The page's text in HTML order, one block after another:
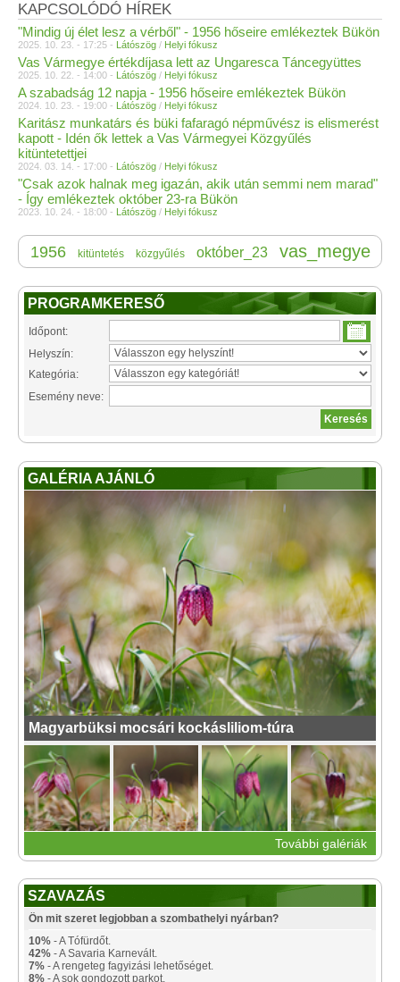
KAPCSOLÓDÓ HÍREK
"Mindig új élet lesz a vérből" - 1956 hőseire emlékeztek Bükön
2025. 10. 23. - 17:25 - Látószög / Helyi fókusz
Vas Vármegye értékdíjasa lett az Ungaresca Táncegyüttes
2025. 10. 22. - 14:00 - Látószög / Helyi fókusz
A szabadság 12 napja - 1956 hőseire emlékeztek Bükön
2024. 10. 23. - 19:00 - Látószög / Helyi fókusz
Karitász munkatárs és büki fafaragó népművész is elismerést
kapott - Idén ők lettek a Vas Vármegyei Közgyűlés
kitüntetettjei
2024. 03. 14. - 17:00 - Látószög / Helyi fókusz
"Csak azok halnak meg igazán, akik után semmi nem marad"
- Így emlékeztek október 23-ra Bükön
2023. 10. 24. - 18:00 - Látószög / Helyi fókusz
1956 kitüntetés közgyűlés október_23 vas_megye
PROGRAMKERESŐ
Időpont:
Helyszín:
Kategória:
Esemény neve:
GALÉRIA AJÁNLÓ
Magyarbüksi mocsári kockásliliom-túra
További galériák
SZAVAZÁS
Ön mit szeret legjobban a szombathelyi nyárban?
10% - A Tófürdőt.
42% - A Savaria Karnevált.
7% - A rengeteg fagyizási lehetőséget.
8% - A sok gondozott parkot.